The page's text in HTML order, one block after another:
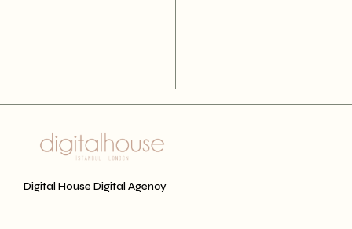
Digital House Digital Agency